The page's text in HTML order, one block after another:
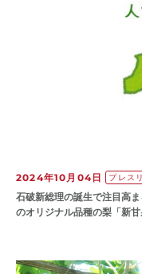
2024年10月04日 プレス
石破新総理の誕生で注目高
のオリジナル品種の梨「新